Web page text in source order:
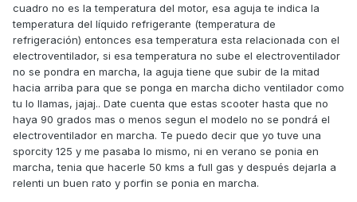
cuadro no es la temperatura del motor, esa aguja te indica la
temperatura del líquido refrigerante (temperatura de
refrigeración) entonces esa temperatura esta relacionada con el
electroventilador, si esa temperatura no sube el electroventilador
no se pondra en marcha, la aguja tiene que subir de la mitad
hacia arriba para que se ponga en marcha dicho ventilador como
tu lo llamas, jajaj.. Date cuenta que estas scooter hasta que no
haya 90 grados mas o menos segun el modelo no se pondrá el
electroventilador en marcha. Te puedo decir que yo tuve una
sporcity 125 y me pasaba lo mismo, ni en verano se ponia en
marcha, tenia que hacerle 50 kms a full gas y después dejarla a
relenti un buen rato y porfin se ponia en marcha.